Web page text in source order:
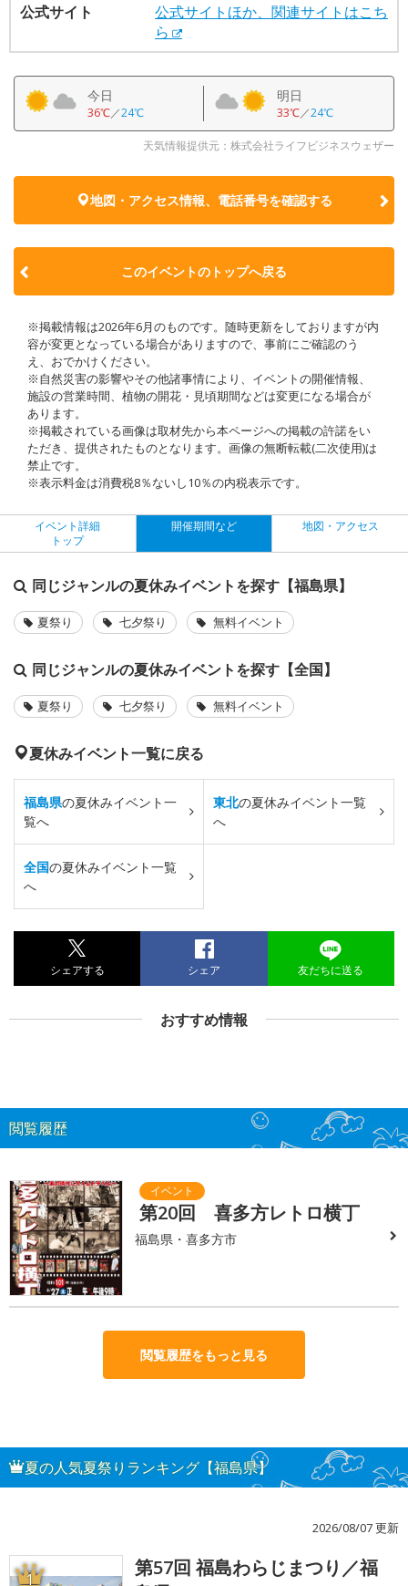
公式サイト
公式サイトほか、関連サイトはこち
ら
今日
36℃／24℃
明日
33℃／24℃
天気情報提供元：株式会社ライフビジネスウェザー
地図・アクセス情報、電話番号を確認する
このイベントのトップへ戻る
※掲載情報は2026年6月のものです。随時更新をしておりますが内
容が変更となっている場合がありますので、事前にご確認のう
え、おでかけください。
※自然災害の影響やその他諸事情により、イベントの開催情報、
施設の営業時間、植物の開花・見頃期間などは変更になる場合が
あります。
※掲載されている画像は取材先から本ページへの掲載の許諾をい
ただき、提供されたものとなります。画像の無断転載(二次使用)は
禁止です。
※表示料金は消費税8％ないし10％の内税表示です。
イベント詳細
トップ
開催期間など 地図・アクセス
同じジャンルの夏休みイベントを探す【福島県】
夏祭り 七夕祭り 無料イベント
同じジャンルの夏休みイベントを探す【全国】
夏祭り 七夕祭り 無料イベント
夏休みイベント一覧に戻る
福島県の夏休みイベント一
覧へ
東北の夏休みイベント一覧
へ
全国の夏休みイベント一覧
へ
シェアする シェア 友だちに送る
おすすめ情報
閲覧履歴
第20回 喜多方レトロ横丁
福島県・喜多方市
閲覧履歴をもっと見る
夏の人気夏祭りランキング【福島県】
2026/08/07 更新
1
第57回 福島わらじまつり／福